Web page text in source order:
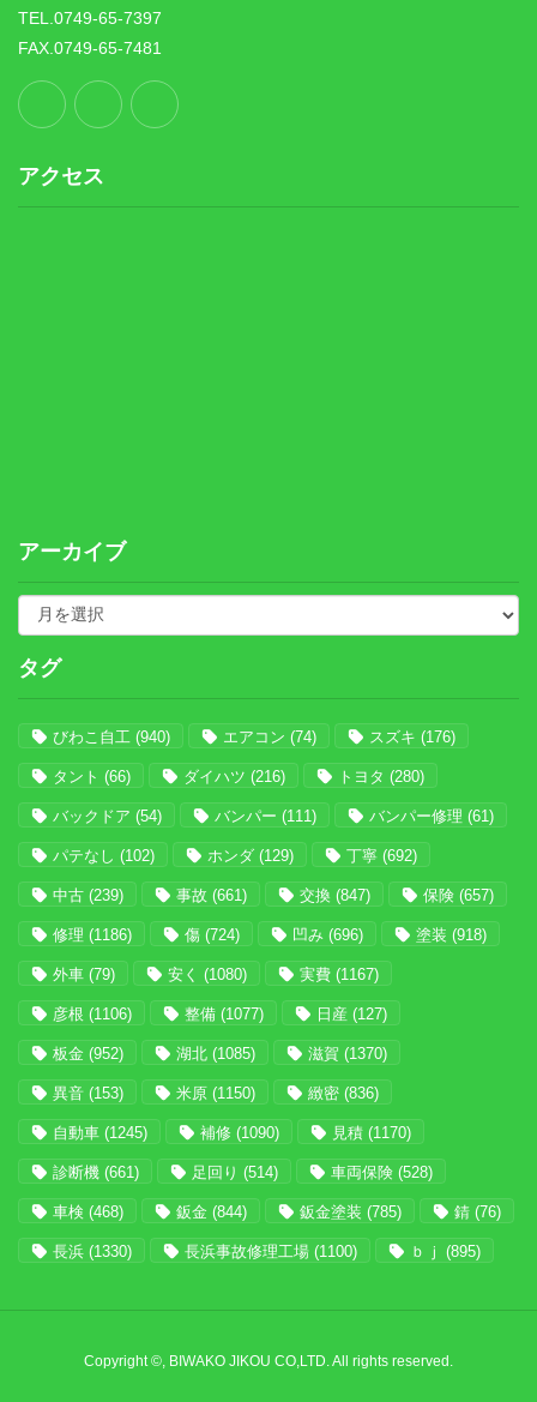
TEL.0749-65-7397
FAX.0749-65-7481
アクセス
アーカイブ
タグ
びわこ自工 (940) エアコン (74) スズキ (176)
タント (66) ダイハツ (216) トヨタ (280)
バックドア (54) バンパー (111) バンパー修理 (61)
パテなし (102) ホンダ (129) 丁寧 (692)
中古 (239) 事故 (661) 交換 (847) 保険 (657)
修理 (1186) 傷 (724) 凹み (696) 塗装 (918)
外車 (79) 安く (1080) 実費 (1167)
彦根 (1106) 整備 (1077) 日産 (127)
板金 (952) 湖北 (1085) 滋賀 (1370)
異音 (153) 米原 (1150) 緻密 (836)
自動車 (1245) 補修 (1090) 見積 (1170)
診断機 (661) 足回り (514) 車両保険 (528)
車検 (468) 鈑金 (844) 鈑金塗装 (785) 錆 (76)
長浜 (1330) 長浜事故修理工場 (1100) ｂｊ (895)
Copyright ©, BIWAKO JIKOU CO,LTD. All rights reserved.